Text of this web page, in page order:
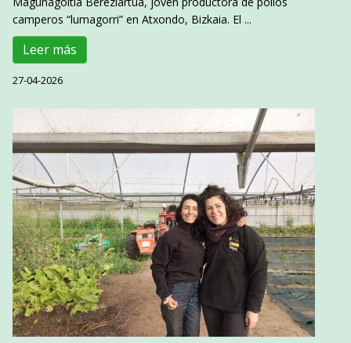
camperos “lumagorri” en Atxondo, Bizkaia. El ...
Leer más
27-04-2026